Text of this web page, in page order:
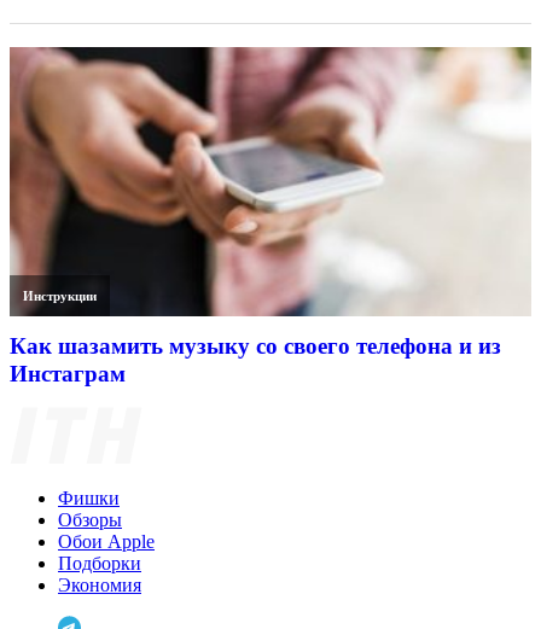
Инструкции
Как шазамить музыку со своего телефона и из
Инстаграм
Фишки
Обзоры
Обои Apple
Подборки
Экономия